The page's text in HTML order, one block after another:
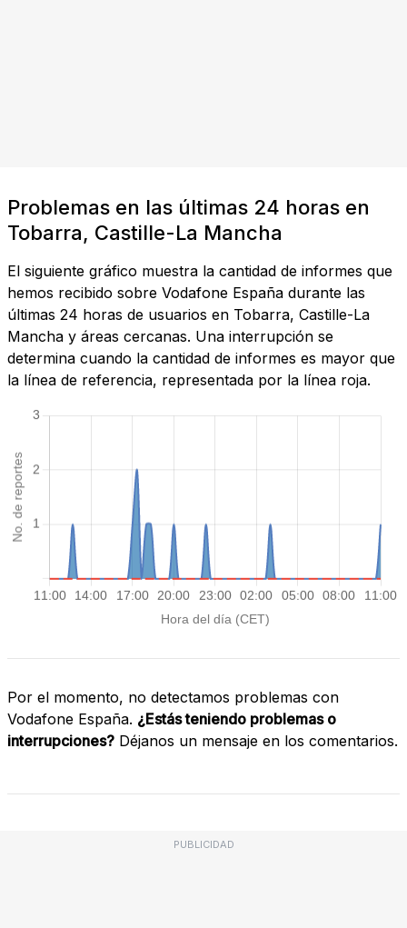
Problemas en las últimas 24 horas en
Tobarra, Castille-La Mancha
El siguiente gráfico muestra la cantidad de informes que
hemos recibido sobre Vodafone España durante las
últimas 24 horas de usuarios en Tobarra, Castille-La
Mancha y áreas cercanas. Una interrupción se
determina cuando la cantidad de informes es mayor que
la línea de referencia, representada por la línea roja.
Por el momento, no detectamos problemas con
Vodafone España. ¿Estás teniendo problemas o
interrupciones? Déjanos un mensaje en los comentarios.
PUBLICIDAD